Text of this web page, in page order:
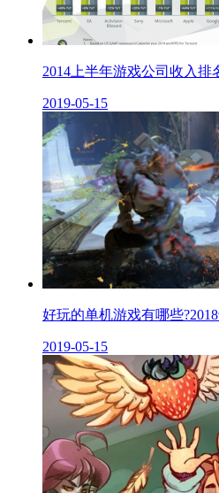
2014上半年游戏公司收入排
2019-05-15
好玩的单机游戏有哪些
2019-05-15